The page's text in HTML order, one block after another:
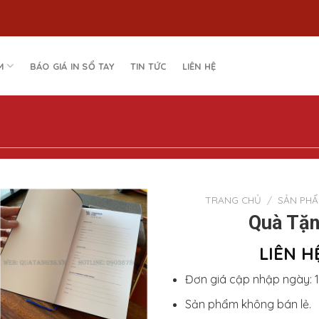
BÁO GIÁ IN SỔ TAY TIN TỨC LIÊN HỆ
Wishlist
TRANG CHỦ / SẢN
Quà
LIÊN
Đơn giá cập nhập ngày:
Sản phẩm không bán lẻ.